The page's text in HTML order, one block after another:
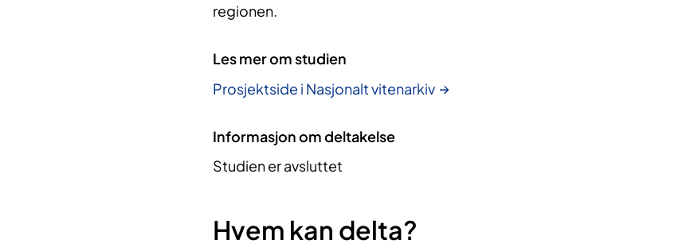
regionen.
Les mer om studien
Prosjektside i Nasjonalt vitenarkiv
Informasjon om deltakelse
Studien er avsluttet
Hvem kan delta?